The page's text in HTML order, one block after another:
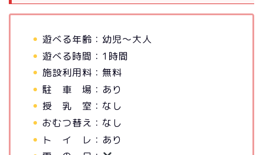
遊べる年齢：幼児～大人
遊べる時間：1時間
施設利用料：無料
駐 車 場：あり
授 乳 室：なし
おむつ替え：なし
ト イ レ：あり